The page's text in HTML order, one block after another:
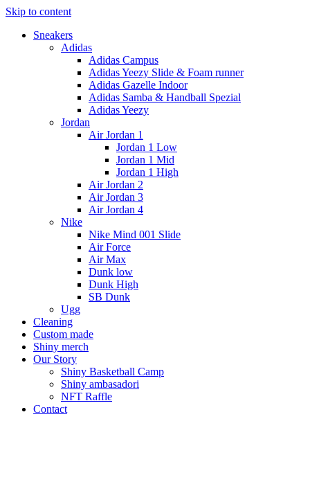
Skip to content
Sneakers
Adidas
Adidas Campus
Adidas Yeezy Slide & Foam runner
Adidas Gazelle Indoor
Adidas Samba & Handball Spezial
Adidas Yeezy
Jordan
Air Jordan 1
Jordan 1 Low
Jordan 1 Mid
Jordan 1 High
Air Jordan 2
Air Jordan 3
Air Jordan 4
Nike
Nike Mind 001 Slide
Air Force
Air Max
Dunk low
Dunk High
SB Dunk
Ugg
Cleaning
Custom made
Shiny merch
Our Story
Shiny Basketball Camp
Shiny ambasadori
NFT Raffle
Contact